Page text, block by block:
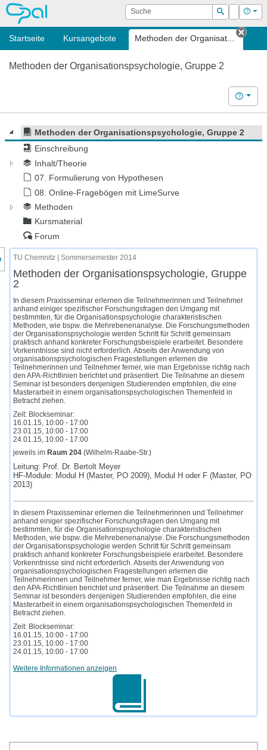
OPAL Suche
Suchen
Login Hilfe
Startseite Kursangebote Methoden der Organisat...
Tab
Methoden der Organisationspsychologie, Gruppe 2
Hilfe
Methoden der Organisationspsychologie, Gruppe 2
Einschreibung
Inhalt/Theorie
07. Formulierung von Hypothesen
08. Online-Fragebögen mit LimeSurve
Methoden
Kursmaterial
Forum
des Kursmenüs
TU Chemnitz | Sommersemester 2014
Methoden der Organisationspsychologie, Gruppe
2
In diesem Praxisseminar erlernen die Teilnehmerinnen und Teilnehmer
anhand einiger spezifischer Forschungsfragen den Umgang mit
bestimmten, für die Organisationspsychologie charakteristischen
Methoden, wie bspw. die Mehrebenenanalyse. Die Forschungsmethoden
der Organisationspsychologie werden Schritt für Schritt gemeinsam
praktisch anhand konkreter Forschungsbeispiele erarbeitet. Besondere
Vorkenntnisse sind nicht erforderlich. Abseits der Anwendung von
organisationspsychologischen Fragestellungen erlernen die
Teilnehmerinnen und Teilnehmer ferner, wie man Ergebnisse richtig nach
den APA-Richtlinien berichtet und präsentiert. Die Teilnahme an diesem
Seminar ist besonders denjenigen Studierenden empfohlen, die eine
Masterarbeit in einem organisationspsychologischen Themenfeld in
Betracht ziehen.
Zeit: Blockseminar:
16.01.15, 10:00 - 17:00
23.01.15, 10:00 - 17:00
24.01.15, 10:00 - 17:00
jeweils im Raum 204 (Wilhelm-Raabe-Str.)
Leitung: Prof. Dr. Bertolt Meyer
HF-Module: Modul H (Master, PO 2009), Modul H oder F (Master, PO
2013)
In diesem Praxisseminar erlernen die Teilnehmerinnen und Teilnehmer
anhand einiger spezifischer Forschungsfragen den Umgang mit
bestimmten, für die Organisationspsychologie charakteristischen
Methoden, wie bspw. die Mehrebenenanalyse. Die Forschungsmethoden
der Organisationspsychologie werden Schritt für Schritt gemeinsam
praktisch anhand konkreter Forschungsbeispiele erarbeitet. Besondere
Vorkenntnisse sind nicht erforderlich. Abseits der Anwendung von
organisationspsychologischen Fragestellungen erlernen die
Teilnehmerinnen und Teilnehmer ferner, wie man Ergebnisse richtig nach
den APA-Richtlinien berichtet und präsentiert. Die Teilnahme an diesem
Seminar ist besonders denjenigen Studierenden empfohlen, die eine
Masterarbeit in einem organisationspsychologischen Themenfeld in
Betracht ziehen.
Zeit: Blockseminar:
16.01.15, 10:00 - 17:00
23.01.15, 10:00 - 17:00
24.01.15, 10:00 - 17:00
Weitere Informationen anzeigen